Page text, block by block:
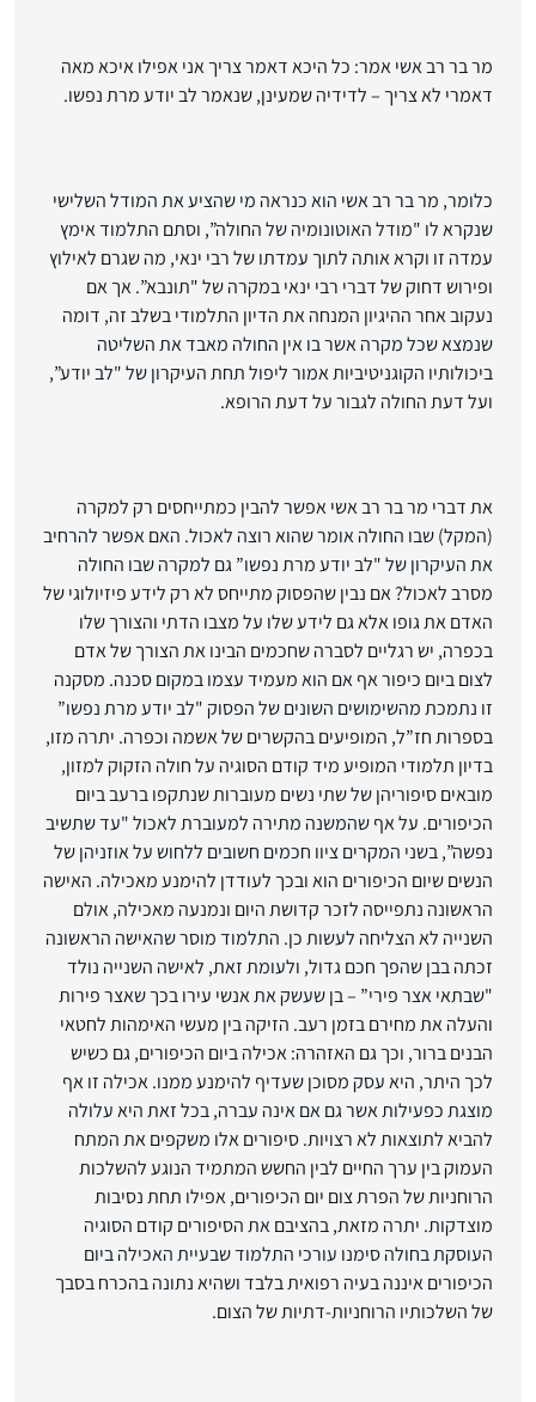
מר בר רב אשי אמר: כל היכא דאמר צריך אני אפילו איכא מאה
דאמרי לא צריך – לדידיה שמעינן, שנאמר לב יודע מרת נפשו.
כלומר, מר בר רב אשי הוא כנראה מי שהציע את המודל השלישי
שנקרא לו "מודל האוטונומיה של החולה”, וסתם התלמוד אימץ
עמדה זו וקרא אותה לתוך עמדתו של רבי ינאי, מה שגרם לאילוץ
ופירוש דחוק של דברי רבי ינאי במקרה של "תונבא”. אך אם
נעקוב אחר ההיגיון המנחה את הדיון התלמודי בשלב זה, דומה
שנמצא שכל מקרה אשר בו אין החולה מאבד את השליטה
ביכולותיו הקוגניטיביות אמור ליפול תחת העיקרון של "לב יודע”,
ועל דעת החולה לגבור על דעת הרופא.
את דברי מר בר רב אשי אפשר להבין כמתייחסים רק למקרה
(המקל) שבו החולה אומר שהוא רוצה לאכול. האם אפשר להרחיב
את העיקרון של "לב יודע מרת נפשו” גם למקרה שבו החולה
מסרב לאכול? אם נבין שהפסוק מתייחס לא רק לידע פיזיולוגי של
האדם את גופו אלא גם לידע שלו על מצבו הדתי והצורך שלו
בכפרה, יש רגליים לסברה שחכמים הבינו את הצורך של אדם
לצום ביום כיפור אף אם הוא מעמיד עצמו במקום סכנה. מסקנה
זו נתמכת מהשימושים השונים של הפסוק "לב יודע מרת נפשו”
בספרות חז”ל, המופיעים בהקשרים של אשמה וכפרה. יתרה מזו,
בדיון תלמודי המופיע מיד קודם הסוגיה על חולה הזקוק למזון,
מובאים סיפוריהן של שתי נשים מעוברות שנתקפו ברעב ביום
הכיפורים. על אף שהמשנה מתירה למעוברת לאכול "עד שתשיב
נפשה”, בשני המקרים ציוו חכמים חשובים ללחוש על אוזניהן של
הנשים שיום הכיפורים הוא ובכך לעודדן להימנע מאכילה. האישה
הראשונה נתפייסה לזכר קדושת היום ונמנעה מאכילה, אולם
השנייה לא הצליחה לעשות כן. התלמוד מוסר שהאישה הראשונה
זכתה בבן שהפך חכם גדול, ולעומת זאת, לאישה השנייה נולד
"שבתאי אצר פירי” – בן שעשק את אנשי עירו בכך שאצר פירות
והעלה את מחירם בזמן רעב. הזיקה בין מעשי האימהות לחטאי
הבנים ברור, וכך גם האזהרה: אכילה ביום הכיפורים, גם כשיש
לכך היתר, היא עסק מסוכן שעדיף להימנע ממנו. אכילה זו אף
מוצגת כפעילות אשר גם אם אינה עברה, בכל זאת היא עלולה
להביא לתוצאות לא רצויות. סיפורים אלו משקפים את המתח
העמוק בין ערך החיים לבין החשש המתמיד הנוגע להשלכות
הרוחניות של הפרת צום יום הכיפורים, אפילו תחת נסיבות
מוצדקות. יתרה מזאת, בהציבם את הסיפורים קודם הסוגיה
העוסקת בחולה סימנו עורכי התלמוד שבעיית האכילה ביום
הכיפורים איננה בעיה רפואית בלבד ושהיא נתונה בהכרח בסבך
של השלכותיו הרוחניות-דתיות של הצום.